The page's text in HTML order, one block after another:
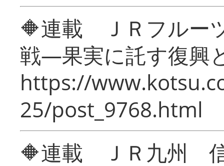
🔶連載 ＪＲフルー
戦―果実に託す復興
https://
25/post_9768.html
🔶連載 ＪＲ九州 信